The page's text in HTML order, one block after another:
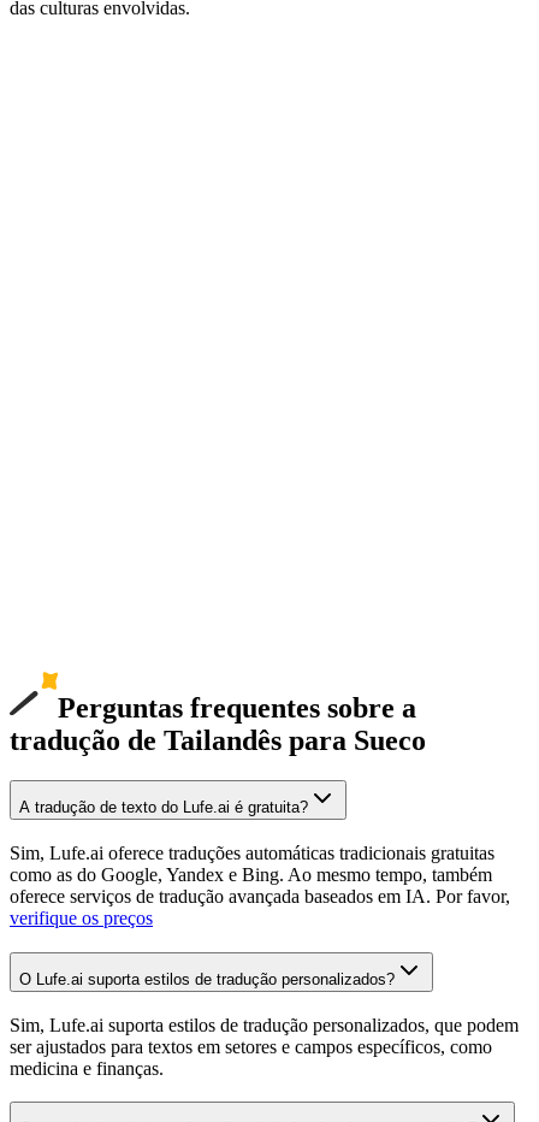
das culturas envolvidas.
Perguntas frequentes sobre a
tradução de Tailandês para Sueco
A tradução de texto do Lufe.ai é gratuita?
Sim, Lufe.ai oferece traduções automáticas tradicionais gratuitas
como as do Google, Yandex e Bing. Ao mesmo tempo, também
oferece serviços de tradução avançada baseados em IA. Por favor,
verifique os preços
O Lufe.ai suporta estilos de tradução personalizados?
Sim, Lufe.ai suporta estilos de tradução personalizados, que podem
ser ajustados para textos em setores e campos específicos, como
medicina e finanças.